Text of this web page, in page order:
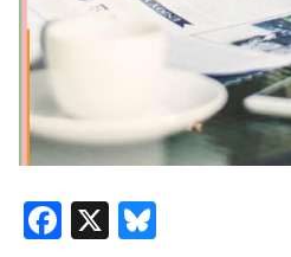
F X Bl